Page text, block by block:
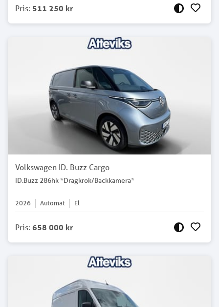
Pris: 511 250 kr
Volkswagen ID. Buzz Cargo
ID.Buzz 286hk *Dragkrok/Backkamera*
2026 Automat El
Pris: 658 000 kr